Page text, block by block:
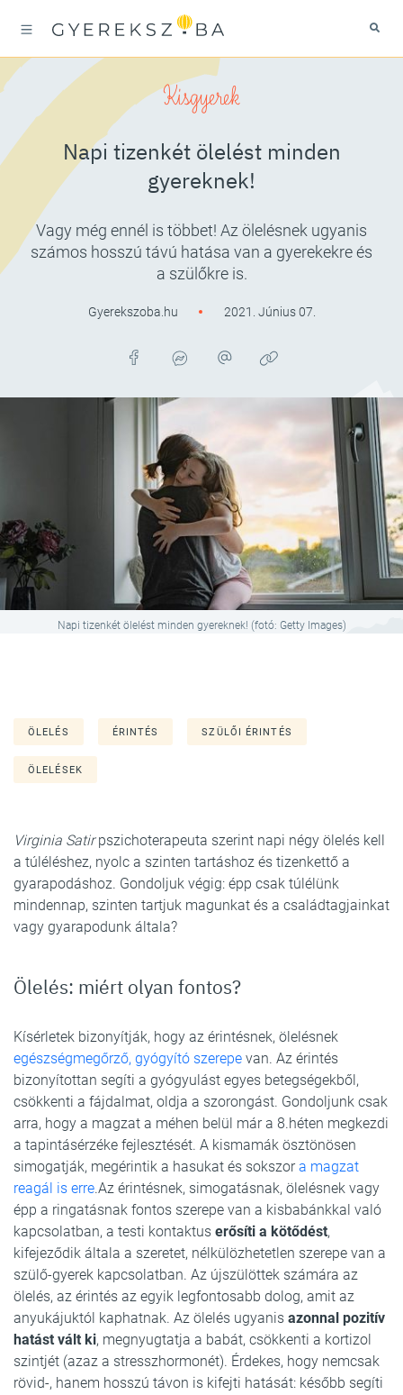
Kisgyerek
Napi tizenkét ölelést minden
gyereknek!
Vagy még ennél is többet! Az ölelésnek ugyanis
számos hosszú távú hatása van a gyerekekre és
a szülőkre is.
Gyerekszoba.hu 2021. Június 07.
Napi tizenkét ölelést minden gyereknek! (fotó: Getty Images)
ÖLELÉS ÉRINTÉS SZÜLŐI ÉRINTÉS
ÖLELÉSEK
Virginia Satirpszichoterapeuta szerint napi négy ölelés kell
a túléléshez, nyolc a szinten tartáshoz és tizenkettő a
gyarapodáshoz. Gondoljuk végig: épp csak túlélünk
mindennap, szinten tartjuk magunkat és a családtagjainkat
vagy gyarapodunk általa?
Ölelés: miért olyan fontos?
Kísérletek bizonyítják, hogy az érintésnek, ölelésnek
egészségmegőrző, gyógyító szerepe van. Az érintés
bizonyítottan segíti a gyógyulást egyes betegségekből,
csökkenti a fájdalmat, oldja a szorongást. Gondoljunk csak
arra, hogy a magzat a méhen belül már a 8.héten megkezdi
a tapintásérzéke fejlesztését. A kismamák ösztönösen
simogatják, megérintik a hasukat és sokszora magzat
reagál is erre.Az érintésnek, simogatásnak, ölelésnek vagy
épp a ringatásnak fontos szerepe van a kisbabánkkal való
kapcsolatban, a testi kontaktus erősíti a kötődést,
kifejeződik általa a szeretet, nélkülözhetetlen szerepe van a
szülő-gyerek kapcsolatban. Az újszülöttek számára az
ölelés, az érintés az egyik legfontosabb dolog, amit az
anyukájuktól kaphatnak. Az ölelés ugyanis azonnal pozitív
hatást vált ki, megnyugtatja a babát, csökkenti a kortizol
szintjét (azaz a stresszhormonét). Érdekes, hogy nemcsak
rövid-, hanem hosszú távon is kifejti hatását: később segíti